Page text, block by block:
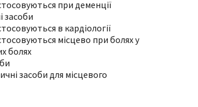
при деменції
засоби
в кардіології
місцево при болях у
болях
засоби для місцевого